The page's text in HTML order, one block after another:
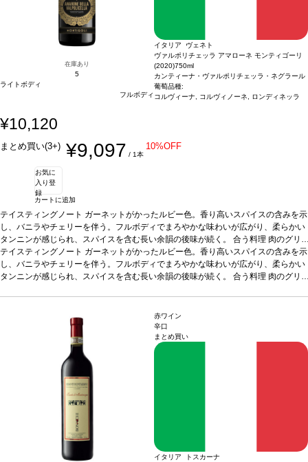
在庫あり
5
ライトボディ
フルボディ
イタリア ヴェネト
ヴァルポリチェッラ アマローネ モンティゴーリ
(2020)750ml
カンティーナ・ヴァルポリチェッラ・ネグラール
葡萄品種:
コルヴィーナ, コルヴィノーネ, ロンディネッラ
¥10,120
まとめ買い(3+) ¥9,097 / 1本
10%OFF
お気に
入り登
録
カートに追加
テイスティングノート ガーネットがかったルビー色。香り高いスパイスの含みを示
し、バニラやチェリーを伴う。フルボディでまろやかな味わいが広がり、柔らかい
タンニンが感じられ、スパイスを含む長い余韻の後味が続く。 合う料理 肉のグリ
ルや煮込み料理、ジビエ、熟成チーズなどと好相性葡萄品種コルヴィーナ、コル
ヴィノーネ、ロンディネッラ*本ヴィンテージが在庫切れの場合、在庫があり価格
が同様の場合は自動的に次のヴィンテージに変更されます、ご了承ください。
テイスティングノート ガーネットがかったルビー色。香り高いスパイスの含みを示
し、バニラやチェリーを伴う。フルボディでまろやかな味わいが広がり、柔らかい
タンニンが感じられ、スパイスを含む長い余韻の後味が続く。 合う料理 肉のグリ
が同様の場合は自動的に次のヴィンテージに変更されます、ご了承ください。
赤ワイン
辛口
まとめ買い
イタリア トスカーナ